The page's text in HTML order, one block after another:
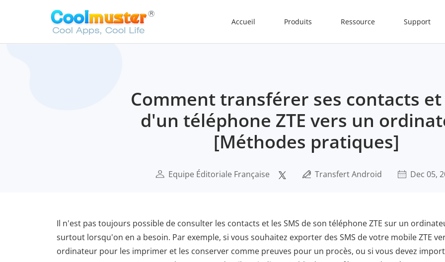
Accueil Produits Ressource Support
Comment transférer ses contacts et
d'un téléphone ZTE vers un
[Méthodes pratiques]
Equipe Éditoriale Française Transfert Android Dec 05,
Il n'est pas toujours possible de consulter les contacts et les SMS de son téléphone ZTE sur un
surtout lorsqu'on en a besoin. Par exemple, si vous souhaitez exporter des SMS de votre mobile ZTE
ordinateur pour les imprimer et les conserver comme preuves pour un procès, ou si vous devez